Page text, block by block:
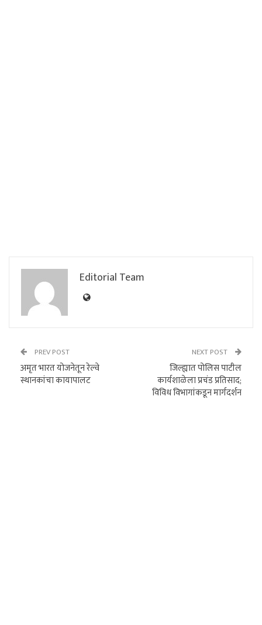
Editorial Team
PREV POST
अमृत भारत योजनेतून रेल्वे
स्थानकांचा कायापालट
NEXT POST
जिल्ह्यात पोलिस पाटील
कार्यशाळेला प्रचंड प्रतिसाद;
विविध विभागांकडून मार्गदर्शन